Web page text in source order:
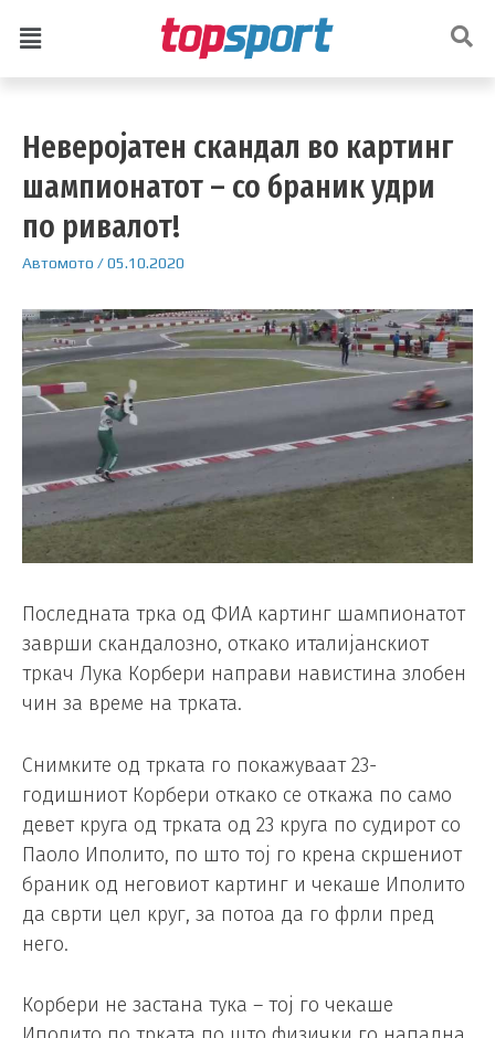
Неверојатен скандал во картинг
шампионатот – со браник удри
по ривалот!
Автомото /05.10.2020
Последната трка од ФИА картинг шампионатот
заврши скандалозно, откако италијанскиот
тркач Лука Корбери направи навистина злобен
чин за време на трката.
Снимките од трката го покажуваат 23-
годишниот Корбери откако се откажа по само
девет круга од трката од 23 круга по судирот со
Паоло Иполито, по што тој го крена скршениот
браник од неговиот картинг и чекаше Иполито
да сврти цел круг, за потоа да го фрли пред
него.
Корбери не застана тука – тој го чекаше